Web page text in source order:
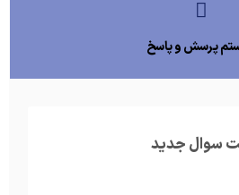
پرسش و پاسخ
سوال جدید